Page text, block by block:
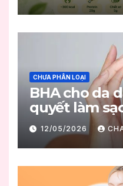
CHƯA PHÂN LOẠI
BHA cho da
quyết làm
mụn hiệu quả
12/05/2026